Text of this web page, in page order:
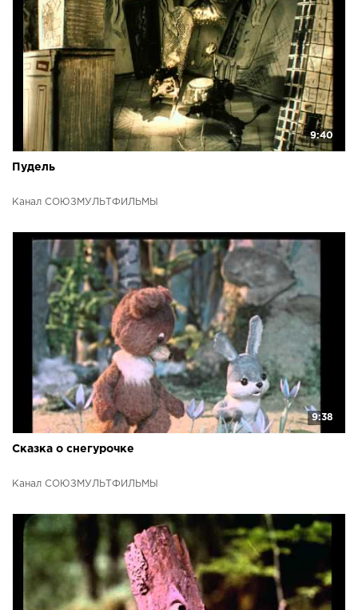
9:40
Пудель
Канал СОЮЗМУЛЬТФИЛЬМЫ
9:38
Сказка о снегурочке
Канал СОЮЗМУЛЬТФИЛЬМЫ